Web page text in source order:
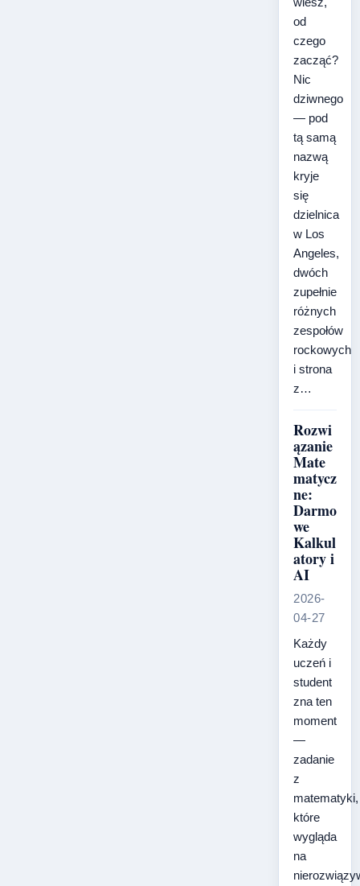
od
czego
zacząć?
Nic
dziwnego
— pod
tą samą
nazwą
kryje
się
dzielnica
w Los
Angeles,
dwóch
zupełnie
różnych
zespołów
rockowych
i strona
z…
Rozwi
ązanie
Mate
matycz
ne:
Darmo
we
Kalkul
atory i
AI
2026-
04-27
Każdy
uczeń i
student
zna ten
moment
—
zadanie
z
matematyki,
które
wygląda
na